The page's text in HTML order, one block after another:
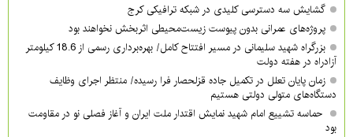
گشایش سه دسترسی کلیدی در شبکه ترافیکی کرج
پروژه‌های عمرانی بدون پیوست زیست‌محیطی اثربخش نخواهند بود
بزرگراه شهید سلیمانی در مسیر افتتاح کامل/ بهره‌برداری رسمی از 18.6 کیلومتر
آزادراه در هفته دولت
زمان پایان تعلل در تکمیل جاده قزلحصار فرا رسیده/ منتظر اجرای وظایف
دستگاه‌های متولی دولتی هستیم
حماسه تشییع امام شهید نمایش اقتدار ملت ایران و آغاز فصلی نو در مقاومت
بود